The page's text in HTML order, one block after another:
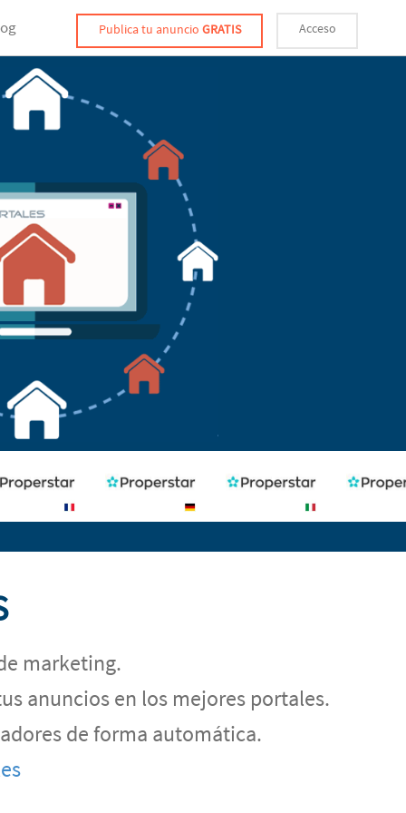
Publica tu anuncio GRATIS Acceso
marketing.
anuncios en los mejores portales.
de forma automática.